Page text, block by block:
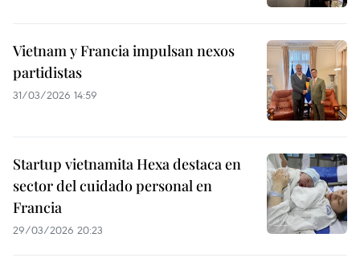
Vietnam y Francia impulsan nexos
partidistas
31/03/2026 14:59
Startup vietnamita Hexa destaca en
sector del cuidado personal en
Francia
29/03/2026 20:23